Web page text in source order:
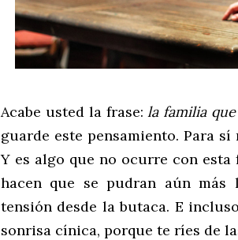
Acabe usted la frase: la familia
guarde este pensamiento. Para
Y es algo que no ocurre con
hacen que se pudran aún más
tensión desde la butaca. E
sonrisa cínica, porque te ríes de